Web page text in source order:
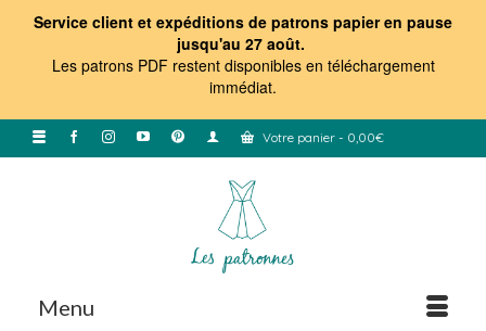
Service client et expéditions de patrons papier en pause
jusqu'au 27 août.
Les patrons PDF restent disponibles en téléchargement
immédiat.
Votre panier - 0,00€
Menu